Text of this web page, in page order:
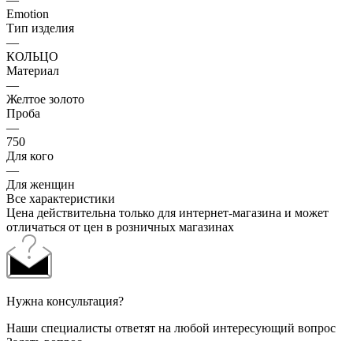
Emotion
Тип изделия
—
КОЛЬЦО
Материал
—
Желтое золото
Проба
—
750
Для кого
—
Для женщин
Все характеристики
Цена действительна только для интернет-магазина и может
отличаться от цен в розничных магазинах
Нужна консультация?
Наши специалисты ответят на любой интересующий вопрос